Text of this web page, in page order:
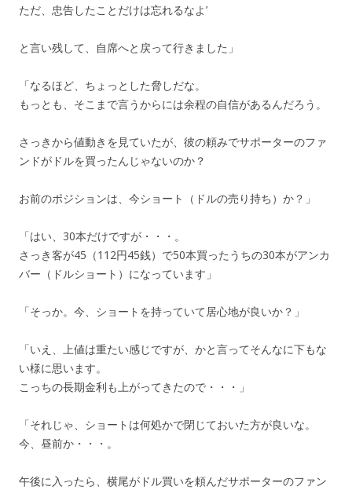
ただ、忠告したことだけは忘れるなよ’
と言い残して、自席へと戻って行きました」
「なるほど、ちょっとした脅しだな。
もっとも、そこまで言うからには余程の自信があるんだろう。
さっきから値動きを見ていたが、彼の頼みでサポーターのファ
ンドがドルを買ったんじゃないのか？
お前のポジションは、今ショート（ドルの売り持ち）か？」
「はい、30本だけですが・・・。
さっき客が45（112円45銭）で50本買ったうちの30本がアンカ
バー（ドルショート）になっています」
「そっか。今、ショートを持っていて居心地が良いか？」
「いえ、上値は重たい感じですが、かと言ってそんなに下もな
い様に思います。
こっちの長期金利も上がってきたので・・・」
「それじゃ、ショートは何処かで閉じておいた方が良いな。
今、昼前か・・・。
午後に入ったら、横尾がドル買いを頼んだサポーターのファン